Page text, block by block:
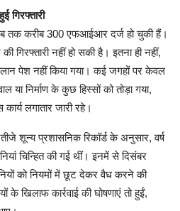
गिरफ्तारी
तक करीब 300 एफआईआर दर्ज हो चुकी हैं।
गिरफ्तारी नहीं हो सकी है। इतना ही नहीं,
पेश नहीं किया गया। कई जगहों पर केवल
या निर्माण के कुछ हिस्सों को तोड़ा गया,
लगातार जारी रहे।
शून्य प्रशासनिक रिकॉर्ड के अनुसार, वर्ष
चिन्हित की गई थीं। इनमें से दिसंबर
को नियमों में छूट देकर वैध करने की
के खिलाफ कार्रवाई की घोषणाएं तो हुईं,